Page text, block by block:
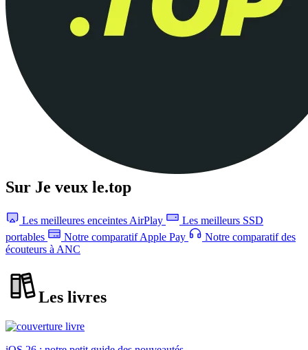
Sur Je veux le.top
Les meilleures enceintes AirPlay
Les meilleurs SSD
portables
Notre comparatif Apple Pay
Notre comparatif des
écouteurs à ANC
Les livres